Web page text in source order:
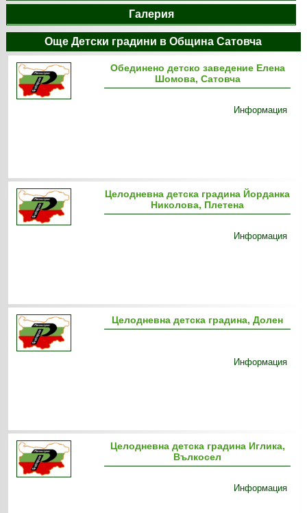
Галерия
Още Детски градини в Община Сатовча
Обединено детско заведение Елена
Шомова, Сатовча
Информация
Целодневна детска градина Йорданка
Николова, Плетена
Информация
Целодневна детска градина, Долен
Информация
Целодневна детска градина Иглика,
Вълкосел
Информация